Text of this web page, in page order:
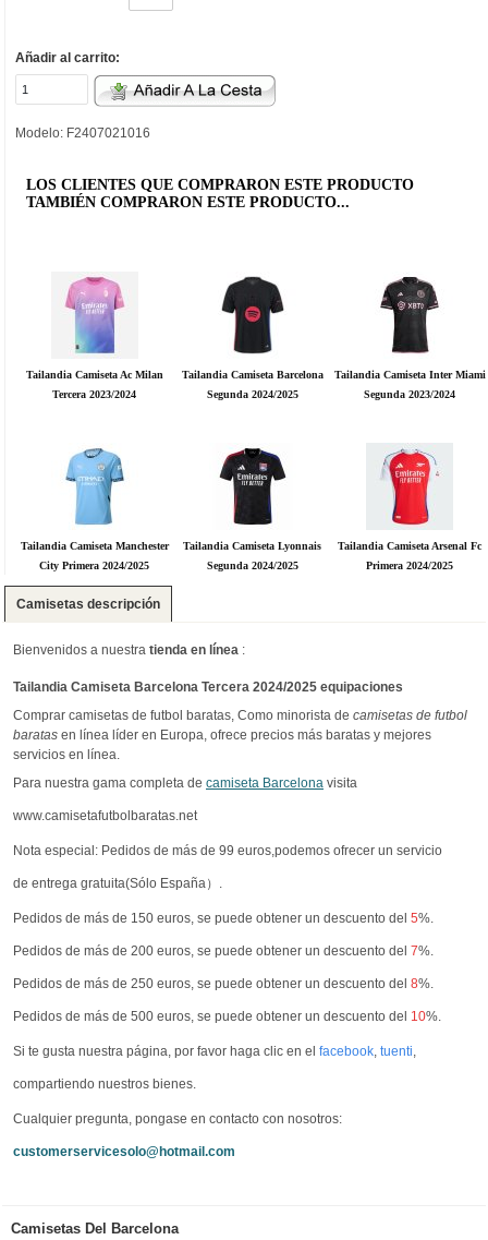
Añadir al carrito:
Modelo: F2407021016
LOS CLIENTES QUE COMPRARON ESTE PRODUCTO
TAMBIÉN COMPRARON ESTE PRODUCTO...
Tailandia Camiseta Ac Milan
Tercera 2023/2024
Tailandia Camiseta Barcelona
Segunda 2024/2025
Tailandia Camiseta Inter Miami
Segunda 2023/2024
Tailandia Camiseta Manchester
City Primera 2024/2025
Tailandia Camiseta Lyonnais
Segunda 2024/2025
Tailandia Camiseta Arsenal Fc
Primera 2024/2025
Camisetas descripción
Bienvenidos a nuestra tienda en línea :
Tailandia Camiseta Barcelona Tercera 2024/2025 equipaciones
Comprar camisetas de futbol baratas, Como minorista de camisetas de futbol
baratas en línea líder en Europa, ofrece precios más baratas y mejores
servicios en línea.
Para nuestra gama completa de camiseta Barcelona visita
www.camisetafutbolbaratas.net
Nota especial: Pedidos de más de 99 euros,podemos ofrecer un servicio
de entrega gratuita(Sólo España）.
Pedidos de más de 150 euros, se puede obtener un descuento del 5%.
Pedidos de más de 200 euros, se puede obtener un descuento del 7%.
Pedidos de más de 250 euros, se puede obtener un descuento del 8%.
Pedidos de más de 500 euros, se puede obtener un descuento del 10%.
Si te gusta nuestra página, por favor haga clic en el facebook, tuenti,
compartiendo nuestros bienes.
Cualquier pregunta, pongase en contacto con nosotros:
customerservicesolo@hotmail.com
Camisetas Del Barcelona